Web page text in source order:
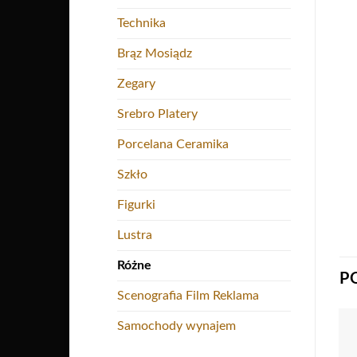
Technika
Brąz Mosiądz
Zegary
Srebro Platery
Porcelana Ceramika
Szkło
Figurki
Lustra
Różne
Scenografia Film Reklama
Samochody wynajem